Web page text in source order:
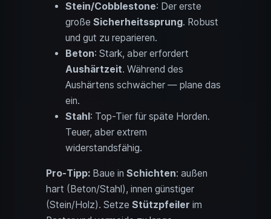
Stein/Cobblestone: Der erste
große Sicherheitssprung. Robust
und gut zu reparieren.
Beton: Stark, aber erfordert
Aushärtzeit. Während des
Aushärtens schwächer — plane das
ein.
Stahl : Top-Tier für späte Horden.
Teuer, aber extrem
widerstandsfähig.
Pro-Tipp: Baue in Schichten: außen
hart (Beton/Stahl), innen günstiger
(Stein/Holz). Setze Stützpfeiler im